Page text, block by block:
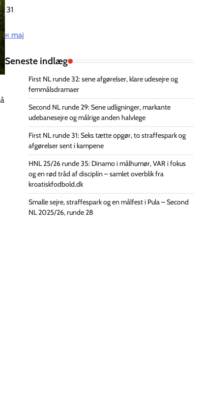
31
« maj
Seneste indlæg
First NL runde 32: sene afgørelser, klare udesejre og
femmålsdramaer
Second NL runde 29: Sene udligninger, markante
udebanesejre og målrige anden halvlege
First NL runde 31: Seks tætte opgør, to straffespark og
afgørelser sent i kampene
HNL 25/26 runde 35: Dinamo i målhumør, VAR i fokus
og en rød tråd af disciplin – samlet overblik fra
kroatiskfodbold.dk
Smalle sejre, straffespark og en målfest i Pula – Second
NL 2025/26, runde 28